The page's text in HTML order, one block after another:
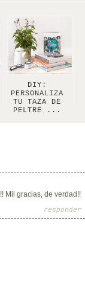
DIY:
PERSONALIZA
TU TAZA DE
PELTRE ...
Mil gracias, de verdad!!
responder